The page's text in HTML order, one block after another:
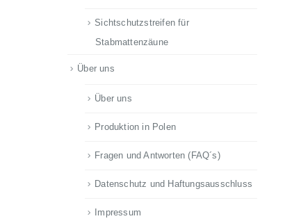
Sichtschutzstreifen für
Stabmattenzäune
Über uns
Über uns
Produktion in Polen
Fragen und Antworten (FAQ´s)
Datenschutz und Haftungsausschluss
Impressum